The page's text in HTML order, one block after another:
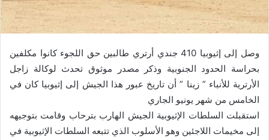
ر
ن
ي
وصل إلى إثيوبيا 410 جندي أرتري طالبين حق اللجوء كانوا مكلفين
بحراسة الحدود الجنوبية وذكر مصدر موثوق تحدث لوكالة زاجل
الأرترية للأنباء ” زينا ” أن تاريخ عبور هذا الجيش إلى إثيوبيا كان في
الخامس من شهر يونيو الجاري
استقبلت السلطات الإثيوبية الجيش الهارب بترحاب وقامت بتوجيهه
إلى مخيمات اللاجئين وهو الأسلوب الذي تتبعه السلطات الإثيوبية في